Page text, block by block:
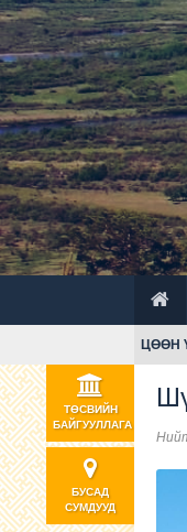
ЦӨӨН
БУСАД
СУМДУУД
ТӨСВИЙН
БАЙГУУЛЛАГА